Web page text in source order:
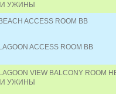
И УЖИНЫ
ACCESS ROOM BB
ACCESS ROOM BB
VIEW BALCONY ROOM
И УЖИНЫ